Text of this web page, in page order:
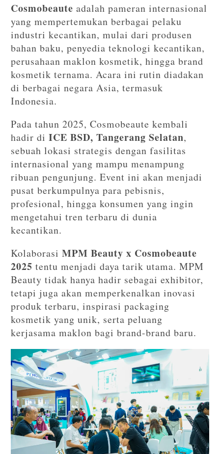
Cosmobeaute adalah pameran internasional
yang mempertemukan berbagai pelaku
industri kecantikan, mulai dari produsen
bahan baku, penyedia teknologi kecantikan,
perusahaan maklon kosmetik, hingga brand
kosmetik ternama. Acara ini rutin diadakan
di berbagai negara Asia, termasuk
Indonesia.
Pada tahun 2025, Cosmobeaute kembali
hadir diICE BSD, Tangerang Selatan,
sebuah lokasi strategis dengan fasilitas
internasional yang mampu menampung
ribuan pengunjung. Event ini akan menjadi
pusat berkumpulnya para pebisnis,
profesional, hingga konsumen yang ingin
mengetahui tren terbaru di dunia
kecantikan.
KolaborasiMPM Beauty x Cosmobeaute
2025 tentu menjadi daya tarik utama. MPM
Beauty tidak hanya hadir sebagai exhibitor,
tetapi juga akan memperkenalkan inovasi
produk terbaru, inspirasi packaging
kosmetik yang unik, serta peluang
kerjasama maklon bagi brand-brand baru.